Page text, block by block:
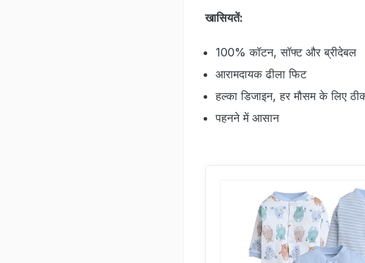
खासियतें:
100% कॉटन, सॉफ्ट और ब्रीदेबल
आरामदायक ढीला फिट
हल्का डिजाइन, हर मौसम के लिए
पहनने में आसान